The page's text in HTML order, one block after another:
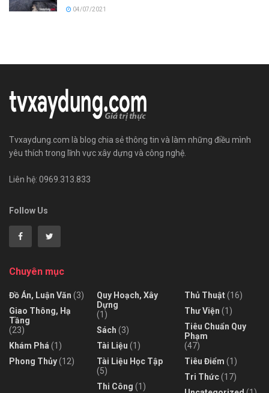
04/07/2021
Tvxaydung.com là blog chia sẻ thông tin và làm những điều mình
yêu thích trong lĩnh vực xây dựng và công nghệ.
Liên hệ: 0969.313.833
Follow Us
Chuyên mục
Đồ Án, Luận Văn (3)
Giao Thông, Hạ
Tầng
(23)
Khám Phá (1)
Phong Thủy(12)
Quy Hoạch, Xây
Dựng
(1)
Sách (3)
Tài Liệu (1)
Tài Liệu Học Tập
(5)
Thi Công (1)
Thủ Thuật(16)
Thư Viện (1)
Tiêu Chuẩn Quy
Phạm
(47)
Tiêu Điểm (1)
Tri Thức(17)